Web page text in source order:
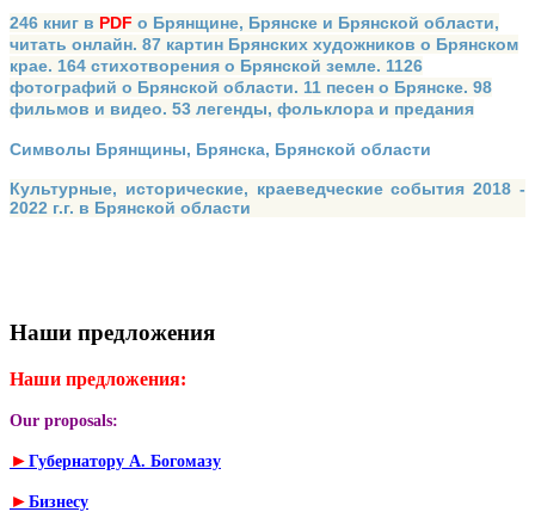
246 книг в PDF о Брянщине, Брянске и Брянской области,
читать онлайн. 87 картин Брянских художников о Брянском
крае. 164 стихотворения о Брянской земле. 1126
фотографий о Брянской области. 11 песен о Брянске. 98
фильмов и видео. 53 легенды, фольклора и предания
Символы Брянщины, Брянска, Брянской области
Культурные, исторические, краеведческие события 2018 -
2022 г.г. в Брянской области
Наши предложения
Наши предложения:
Our proposals:
► Губернатору А. Богомазу
► Бизнесу